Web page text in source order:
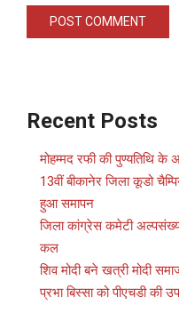
Recent Posts
मोहम्मद रफी की पुण्यतिथि के
13वीं बीकानेर जिला कूडो
हुआ समापन
जिला कांग्रेस कमेटी
कल
शिव मोदी बने खत्री मोदी
प्रभा बिस्सा को पीएचडी की